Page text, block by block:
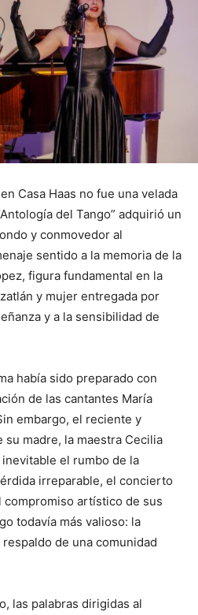
Casa Haas no fue una velada
del Tango” adquirió un
y conmovedor al
sentido a la memoria de la
figura fundamental en la
y mujer entregada por
y a la sensibilidad de
había sido preparado con
de las cantantes María
embargo, el reciente y
madre, la maestra Cecilia
el rumbo de la
irreparable, el concierto
artístico de sus
todavía más valioso: la
de una comunidad
las palabras dirigidas al